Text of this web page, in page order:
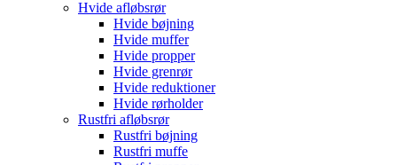
Hvide afløbsrør
Hvide bøjning
Hvide muffer
Hvide propper
Hvide grenrør
Hvide reduktioner
Hvide rørholder
Rustfri afløbsrør
Rustfri bøjning
Rustfri muffe